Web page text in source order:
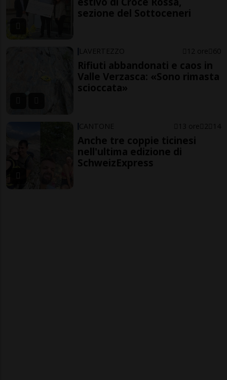
sezione del Sottoceneri
LAVERTEZZO 12 ore 60
Rifiuti abbandonati e caos in
Valle Verzasca: «Sono rimasta
scioccata»
CANTONE 13 ore 2 14
Anche tre coppie ticinesi
nell'ultima edizione di
SchweizExpress